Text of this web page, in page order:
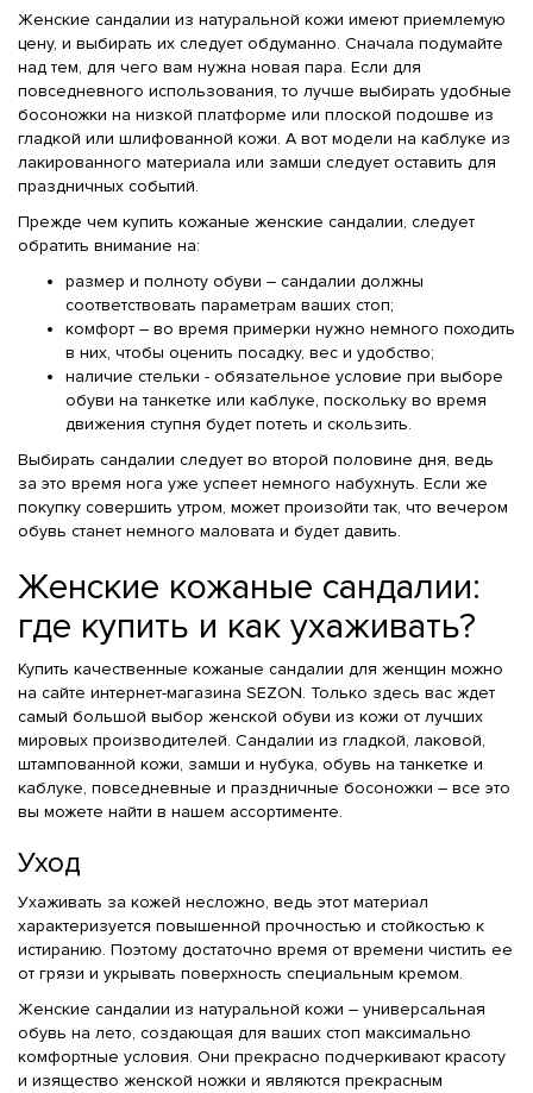
Женские сандалии из натуральной кожи имеют приемлемую
цену, и выбирать их следует обдуманно. Сначала подумайте
над тем, для чего вам нужна новая пара. Если для
повседневного использования, то лучше выбирать удобные
босоножки на низкой платформе или плоской подошве из
гладкой или шлифованной кожи. А вот модели на каблуке из
лакированного материала или замши следует оставить для
праздничных событий.
Прежде чем купить кожаные женские сандалии, следует
обратить внимание на:
размер и полноту обуви – сандалии должны
соответствовать параметрам ваших стоп;
комфорт – во время примерки нужно немного походить
в них, чтобы оценить посадку, вес и удобство;
наличие стельки - обязательное условие при выборе
обуви на танкетке или каблуке, поскольку во время
движения ступня будет потеть и скользить.
Выбирать сандалии следует во второй половине дня, ведь
за это время нога уже успеет немного набухнуть. Если же
покупку совершить утром, может произойти так, что вечером
обувь станет немного маловата и будет давить.
Женские кожаные сандалии:
где купить и как ухаживать?
Купить качественные кожаные сандалии для женщин можно
на сайте интернет-магазина SEZON. Только здесь вас ждет
самый большой выбор женской обуви из кожи от лучших
мировых производителей. Сандалии из гладкой, лаковой,
штампованной кожи, замши и нубука, обувь на танкетке и
каблуке, повседневные и праздничные босоножки – все это
вы можете найти в нашем ассортименте.
Уход
Ухаживать за кожей несложно, ведь этот материал
характеризуется повышенной прочностью и стойкостью к
истиранию. Поэтому достаточно время от времени чистить ее
от грязи и укрывать поверхность специальным кремом.
Женские сандалии из натуральной кожи – универсальная
обувь на лето, создающая для ваших стоп максимально
комфортные условия. Они прекрасно подчеркивают красоту
и изящество женской ножки и являются прекрасным